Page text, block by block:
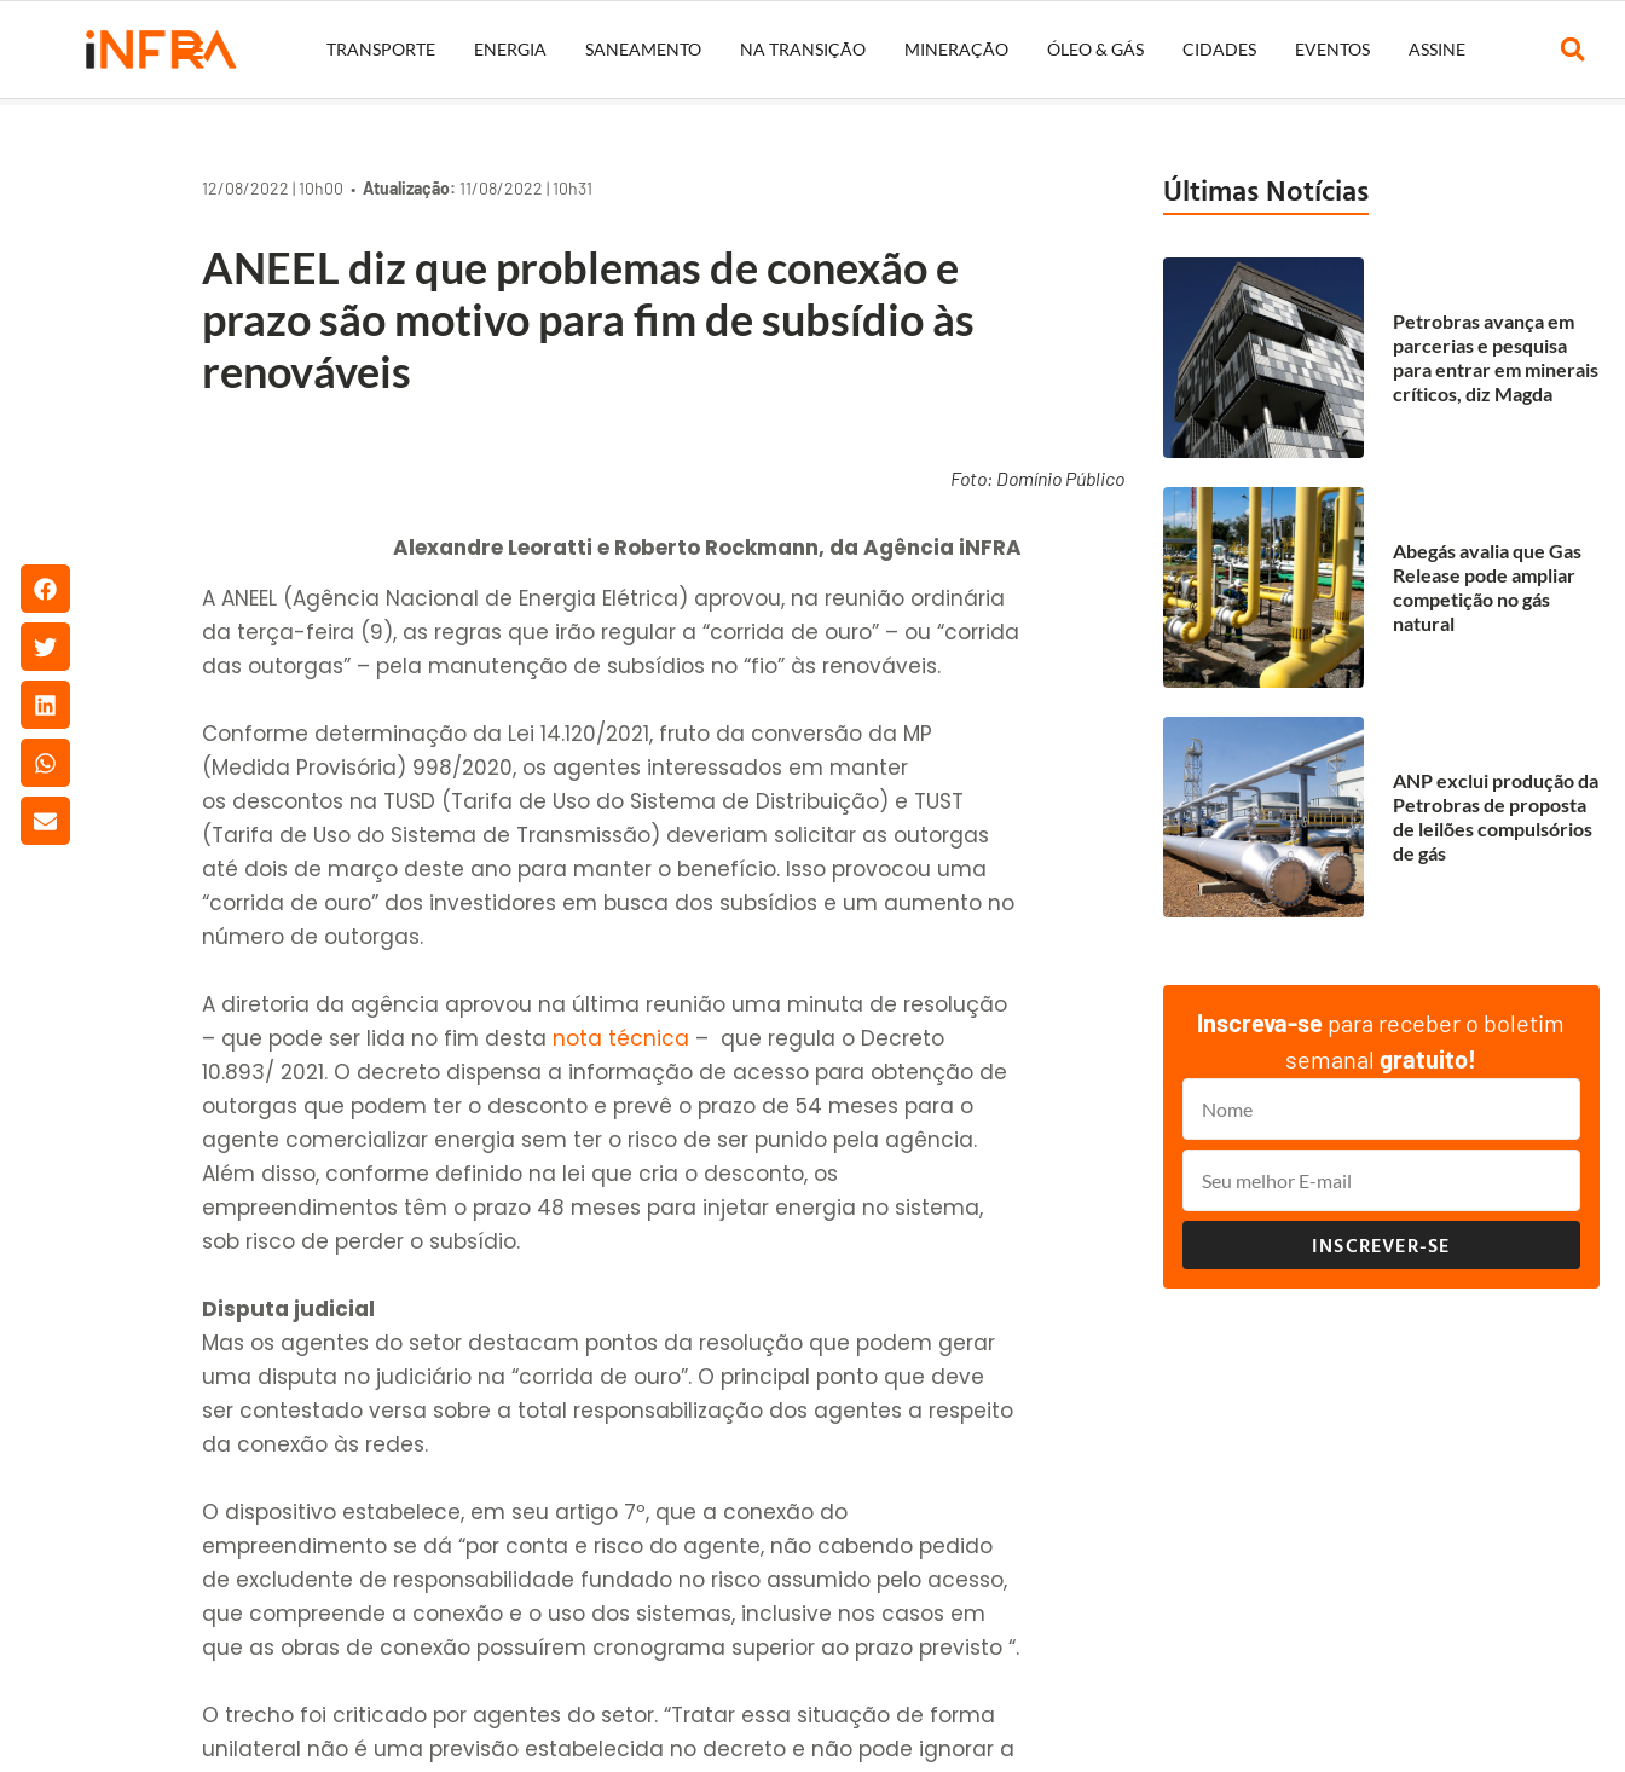
TRANSPORTE ENERGIA SANEAMENTO NA TRANSIÇÃO MINERAÇÃO ÓLEO & GÁS CIDADES EVENTOS ASSINE
12/08/2022 | 10h00 •Atualização: 11/08/2022 | 10h31
ANEEL diz que problemas de conexão e
prazo são motivo para fim de subsídio às
renováveis
Foto: Domínio Público
Alexandre Leoratti e Roberto Rockmann, da Agência iNFRA
A ANEEL (Agência Nacional de Energia Elétrica) aprovou, na reunião ordinária
da terça-feira (9), as regras que irão regular a “corrida de ouro” – ou “corrida
das outorgas” – pela manutenção de subsídios no “fio” às renováveis.
Conforme determinação da Lei 14.120/2021, fruto da conversão da MP
(Medida Provisória) 998/2020, os agentes interessados em manter
os descontos na TUSD (Tarifa de Uso do Sistema de Distribuição) e TUST
(Tarifa de Uso do Sistema de Transmissão) deveriam solicitar as outorgas
até dois de março deste ano para manter o benefício. Isso provocou uma
“corrida de ouro” dos investidores em busca dos subsídios e um aumento no
número de outorgas.
A diretoria da agência aprovou na última reunião uma minuta de resolução
– que pode ser lida no fim desta nota técnica – que regula o Decreto
10.893/ 2021. O decreto dispensa a informação de acesso para obtenção de
outorgas que podem ter o desconto e prevê o prazo de 54 meses para o
agente comercializar energia sem ter o risco de ser punido pela agência.
Além disso, conforme definido na lei que cria o desconto, os
empreendimentos têm o prazo 48 meses para injetar energia no sistema,
sob risco de perder o subsídio.
Disputa judicial
Mas os agentes do setor destacam pontos da resolução que podem gerar
uma disputa no judiciário na “corrida de ouro”. O principal ponto que deve
ser contestado versa sobre a total responsabilização dos agentes a respeito
da conexão às redes.
O dispositivo estabelece, em seu artigo 7º, que a conexão do
empreendimento se dá “por conta e risco do agente, não cabendo pedido
de excludente de responsabilidade fundado no risco assumido pelo acesso,
que compreende a conexão e o uso dos sistemas, inclusive nos casos em
que as obras de conexão possuírem cronograma superior ao prazo previsto “.
O trecho foi criticado por agentes do setor. “Tratar essa situação de forma
unilateral não é uma previsão estabelecida no decreto e não pode ignorar a
Últimas Notícias
Petrobras avança em
parcerias e pesquisa
para entrar em minerais
críticos, diz Magda
Abegás avalia que Gas
Release pode ampliar
competição no gás
natural
ANP exclui produção da
Petrobras de proposta
de leilões compulsórios
de gás
Inscreva-se para receber o boletim
semanalgratuito!
INSCREVER-SE